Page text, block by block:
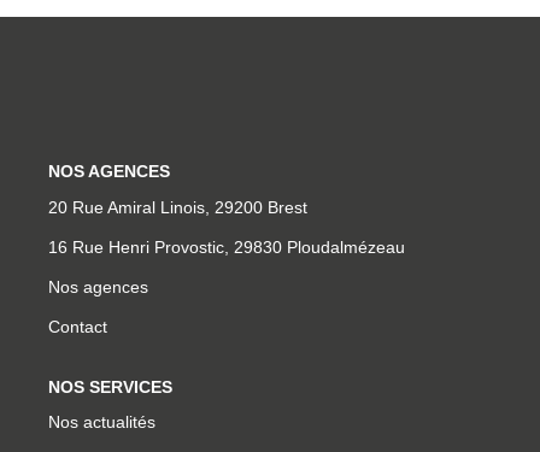
Partenariats
NOS AGENCES
20 Rue Amiral Linois, 29200 Brest
16 Rue Henri Provostic, 29830 Ploudalmézeau
Nos agences
Contact
NOS SERVICES
Nos actualités